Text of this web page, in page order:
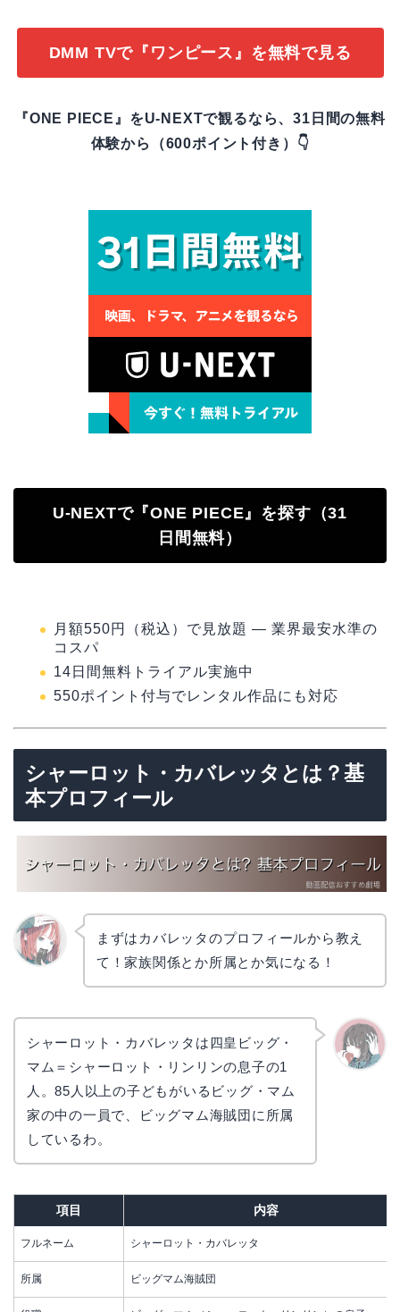
DMM TVで『ワンピース』を無料で見る
『ONE PIECE』をU-NEXTで観るなら、31日間の無料
体験から（600ポイント付き）👇
U-NEXTで『ONE PIECE』を探す（31
日間無料）
月額550円（税込）で見放題 — 業界最安水準の
コスパ
14日間無料トライアル実施中
550ポイント付与でレンタル作品にも対応
シャーロット・カバレッタとは？基
本プロフィール
まずはカバレッタのプロフィールから教え
て！家族関係とか所属とか気になる！
シャーロット・カバレッタは四皇ビッグ・
マム＝シャーロット・リンリンの息子の1
人。85人以上の子どもがいるビッグ・マム
家の中の一員で、ビッグマム海賊団に所属
しているわ。
項目 内容
フルネーム シャーロット・カバレッタ
所属 ビッグマム海賊団